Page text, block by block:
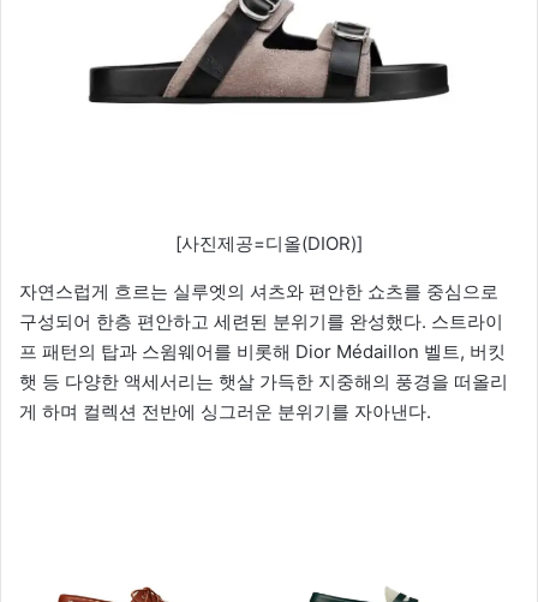
[사진제공=디올(DIOR)]
자연스럽게 흐르는 실루엣의 셔츠와 편안한 쇼츠를 중심으로
구성되어 한층 편안하고 세련된 분위기를 완성했다. 스트라이
프 패턴의 탑과 스윔웨어를 비롯해 Dior Médaillon 벨트, 버킷
햇 등 다양한 액세서리는 햇살 가득한 지중해의 풍경을 떠올리
게 하며 컬렉션 전반에 싱그러운 분위기를 자아낸다.